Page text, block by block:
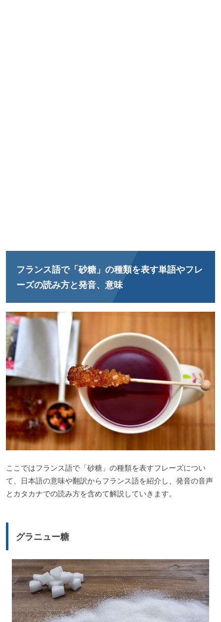
フランス語で「砂糖」の種類を表す単語やフレ
ーズの読み方と発音、意味
ここではフランス語で「砂糖」の種類を表すフレーズについ
て、日本語の意味や翻訳からフランス語を紹介し、発音の音声
とカタカナでの読み方を含めて解説していきます。
グラニュー糖